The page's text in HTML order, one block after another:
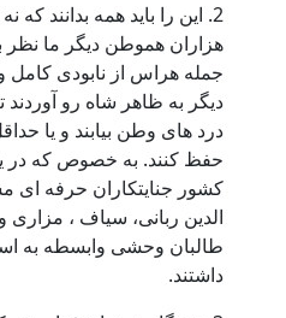
2. این را باید همه بدانند که
هزاران هموطن دیگر ما
جمله هراس از نابودی کامل
دیگر به ظاهر شاه رو آوردند
درد های وطن بیابند و یا
حفظ کنند. به خصوص که در
کشور جنایتکاران حرفه ای
الدین ربانی، سیاف ،
طالبان وحشی وابسطه به
داشتند.